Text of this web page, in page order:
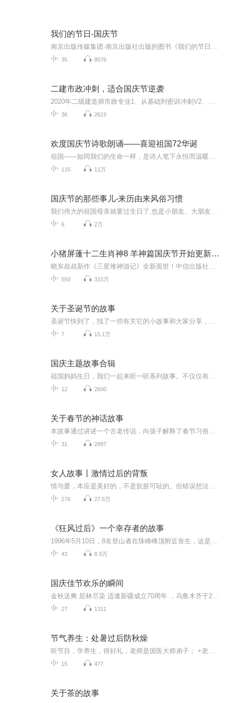
我们的节日-国庆节
35 8076
二建市政冲刺，适合国庆节逆袭
36 2619
欢度国庆节诗歌朗诵——喜迎祖国72华诞
116 11万
国庆节的那些事儿-来历由来风俗习惯
6 2万
小猪屏蓬十二生肖神8 羊神篇国庆节开始更新啦！
550 315万
关于圣诞节的故事
7 15.1万
国庆主题故事合辑
12 2600
关于春节的神话故事
31 2897
女人故事丨激情过后的背叛
276 27.6万
《狂风过后》一个幸存者的故事
43 8.9万
国庆佳节欢乐的瞬间
27 1311
节气养生：处暑过后防秋燥
15 477
关于茶的故事